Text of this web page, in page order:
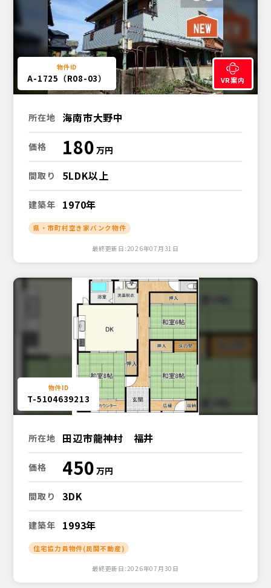
A-1725（R08-03） VR案内
所在地 海南市大野中
価格 180
間取り 5LDK以上
建築年 1970年
県・市町村空き家バンク物件
最終更新日:2026年07月31日
T-5104639213
所在地 田辺市龍神村 福井
価格 450
間取り 3DK
建築年 1993年
住宅協力員物件(民間不動産)
最終更新日:2026年07月30日